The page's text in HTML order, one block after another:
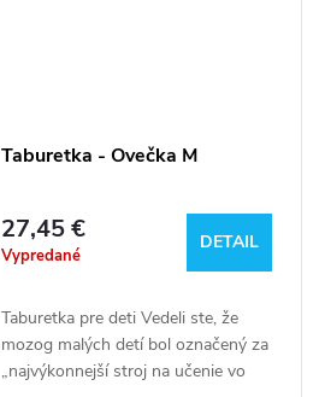
Taburetka - Ovečka M
27,45 €
Vypredané
DETAIL
Taburetka pre deti Vedeli ste, že
mozog malých detí bol označený za
„najvýkonnejší stroj na učenie vo